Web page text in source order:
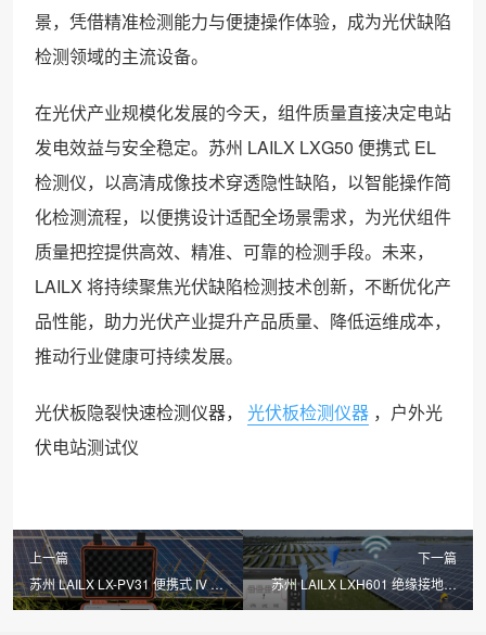
景，凭借精准检测能力与便捷操作体验，成为光伏缺陷
检测领域的主流设备。
在光伏产业规模化发展的今天，组件质量直接决定电站
发电效益与安全稳定。苏州 LAILX LXG50 便携式 EL
检测仪，以高清成像技术穿透隐性缺陷，以智能操作简
化检测流程，以便携设计适配全场景需求，为光伏组件
质量把控提供高效、精准、可靠的检测手段。未来，
LAILX 将持续聚焦光伏缺陷检测技术创新，不断优化产
品性能，助力光伏产业提升产品质量、降低运维成本，
推动行业健康可持续发展。
光伏板隐裂快速检测仪器， 光伏板检测仪器 ，户外光
伏电站测试仪
上一篇
苏州 LAILX LX-PV31 便携式 IV 测
试仪：精准赋能光伏检测，引领高
下一篇
苏州 LAILX LXH601 绝缘接地综
合测试仪：一体化精准检测，筑牢